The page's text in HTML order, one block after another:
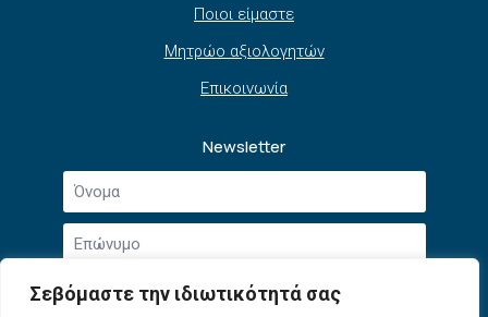
Σεβόμαστε την ιδιωτικότητά σας
Ποιοι είμαστε
Μητρώο αξιολογητών
Επικοινωνία
Newsletter
Όνομα
Επώνυμο
Email
*